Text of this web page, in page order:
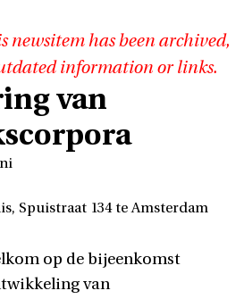
newsitem has been archived,
information or links.
van
Spuistraat 134 te Amsterdam
op de bijeenkomst
van